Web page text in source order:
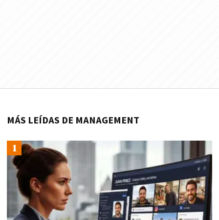
MÁS LEÍDAS DE MANAGEMENT